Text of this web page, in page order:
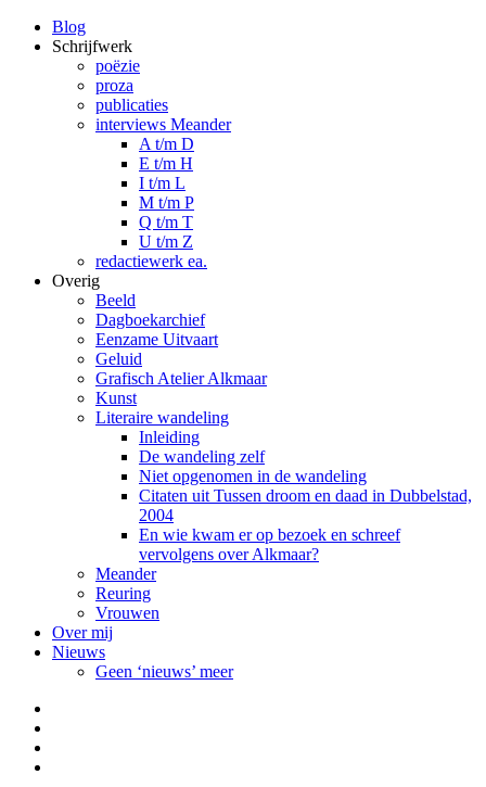
Blog
Schrijfwerk
poëzie
proza
publicaties
interviews Meander
A t/m D
E t/m H
I t/m L
M t/m P
Q t/m T
U t/m Z
redactiewerk ea.
Overig
Beeld
Dagboekarchief
Eenzame Uitvaart
Geluid
Grafisch Atelier Alkmaar
Kunst
Literaire wandeling
Inleiding
De wandeling zelf
Niet opgenomen in de wandeling
Citaten uit Tussen droom en daad in Dubbelstad,
2004
En wie kwam er op bezoek en schreef
vervolgens over Alkmaar?
Meander
Reuring
Vrouwen
Over mij
Nieuws
Geen ‘nieuws’ meer